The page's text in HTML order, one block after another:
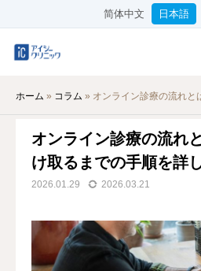
简体中文 日本語
ホーム » コラム » オンライン診療の流れとは？処
オンライン診療の流れ
け取るまでの手順を詳
2026.01.29 2026.03.21
料金表
オンライン診療
当院について
アクセス